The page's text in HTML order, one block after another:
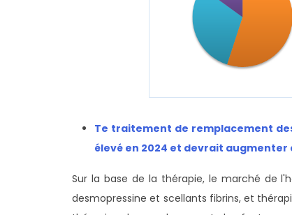
Te traitement de remplacement
élevé en 2024 et devrait augmenter
Sur la base de la thérapie, le marché de
desmopressine et scellants fibrins, et